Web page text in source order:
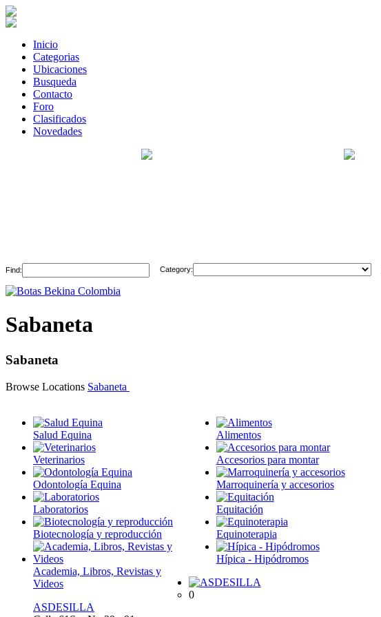
Inicio
Categorias
Ubicaciones
Busqueda
Contacto
Foro
Clasificados
Novedades
Find: Category:
Sabaneta
Sabaneta
Browse Locations Sabaneta
Salud Equina
Veterinarios
Odontología Equina
Laboratorios
Biotecnología y reproducción
Academia, Libros, Revistas y
Videos
Alimentos
Accesorios para montar
Marroquinería y accesorios
Equitación
Equinoterapia
Hípica - Hipódromos
0
ASDESILLA